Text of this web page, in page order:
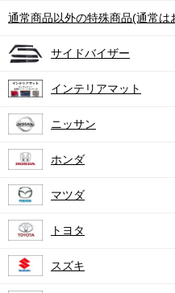
通常商品以外の特殊商品(通常は
サイドバイザー
インテリアマット
ニッサン
ホンダ
マツダ
トヨタ
スズキ